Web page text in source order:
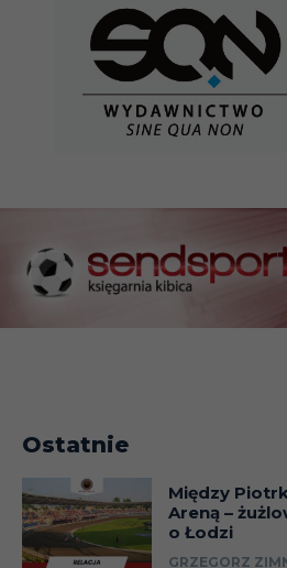
Ostatnie
Między
Areną –
o Łodzi
GRZEGORZ